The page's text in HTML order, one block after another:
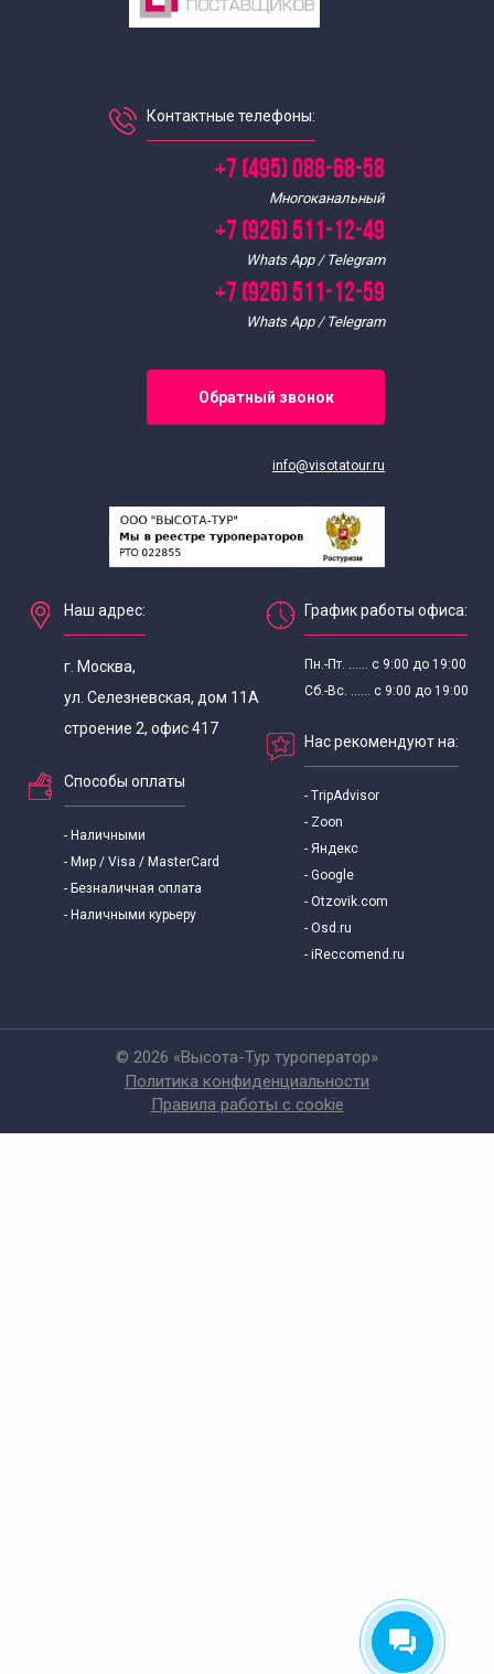
Индивидуальные экскурсии по Москве
Арабский язык
Болгарский язык
Вьетнамский язык
Греческий язык
Датский язык
Нидерландский язык
Норвежский язык
Португальский язык
Сербо–хорватском язык
Шведский язык
Японский язык
Контактные телефоны:
+7 (495) 088-68-58
Многоканальный
+7 (926) 511-12-49
Whats App / Telegram
+7 (926) 511-12-59
Whats App / Telegram
Обратный звонок
info@visotatour.ru
Наш адрес:
г. Москва,
ул. Селезневская, дом 11А
строение 2, офис 417
Способы оплаты
- Наличными
- Мир / Visa / MasterCard
- Безналичная оплата
- Наличными курьеру
График работы офиса:
Пн.-Пт. ...... с 9:00 до 19:00
Сб.-Вс. ...... с 9:00 до 19:00
Нас рекомендуют на:
- TripAdvisor
- Zoon
- Яндекс
- Google
- Otzovik.com
- Osd.ru
- iReccomend.ru
© 2026 «Высота-Тур туроператор»
Политика конфиденциальности
Правила работы с cookie